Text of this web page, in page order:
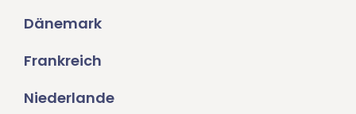
Dänemark
Frankreich
Niederlande